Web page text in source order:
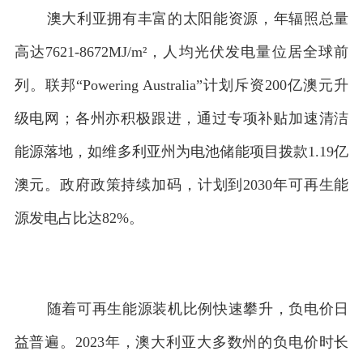
澳大利亚拥有丰富的太阳能资源，年辐照总量
高达7621-8672MJ/m²，人均光伏发电量位居全球前
列。联邦“Powering Australia”计划斥资200亿澳元升
级电网；各州亦积极跟进，通过专项补贴加速清洁
能源落地，如维多利亚州为电池储能项目拨款1.19亿
澳元。政府政策持续加码，计划到2030年可再生能
源发电占比达82%。
随着可再生能源装机比例快速攀升，负电价日
益普遍。2023年，澳大利亚大多数州的负电价时长